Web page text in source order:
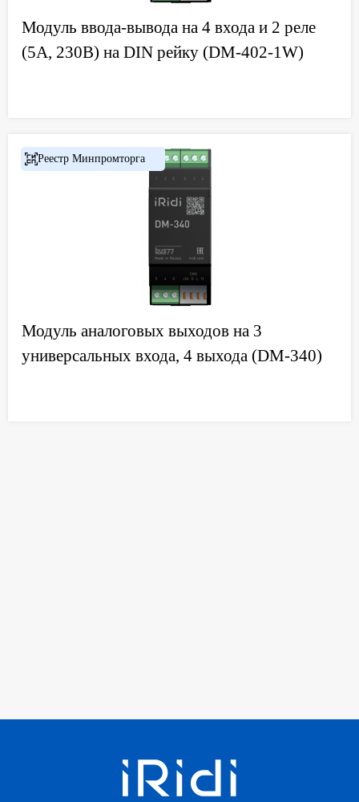
Модуль ввода-вывода на 4 входа и 2 реле
(5А, 230В) на DIN рейку (DM-402-1W)
Реестр Минпромторга
Модуль аналоговых выходов на 3
универсальных входа, 4 выхода (DM-340)